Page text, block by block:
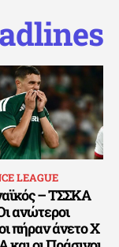
LEAGUE
– ΤΣΣΚΑ
ανώτεροι
πήραν άνετο Χ